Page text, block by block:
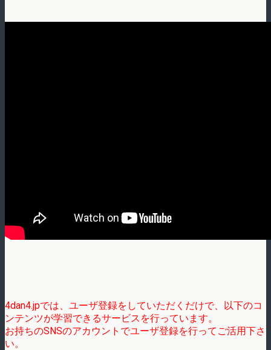
4dan4.jpでは、ユーザ登録をしていただくだけで、以下のコ
ンテンツが学習できるサービスを行っています。
お持ちのSNSのアカウントでユーザ登録を行ってご活用下さ
い。